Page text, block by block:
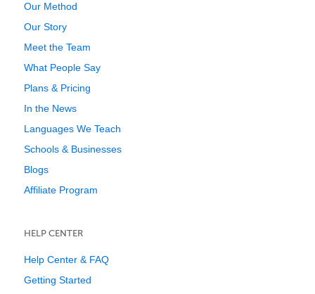
Our Method
Our Story
Meet the Team
What People Say
Plans & Pricing
In the News
Languages We Teach
Schools & Businesses
Blogs
Affiliate Program
HELP CENTER
Help Center & FAQ
Getting Started